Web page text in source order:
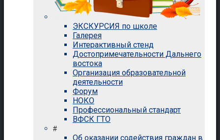
ЭКСКУРСИЯ по школе
Галерея
Интерактивный стенд
Достопримечательности Дальнего
востока
Организация образовательной
деятельности
Форум
НОКО
Профессиональный стандарт
ВФСК ГТО
#
Об оказании содействия граждан в